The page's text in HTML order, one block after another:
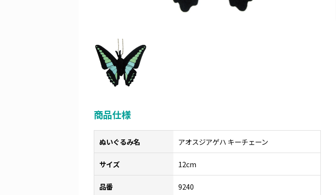
商品仕様
ぬいぐるみ名 アオスジアゲハ キーチェーン
サイズ 12cm
品番 9240